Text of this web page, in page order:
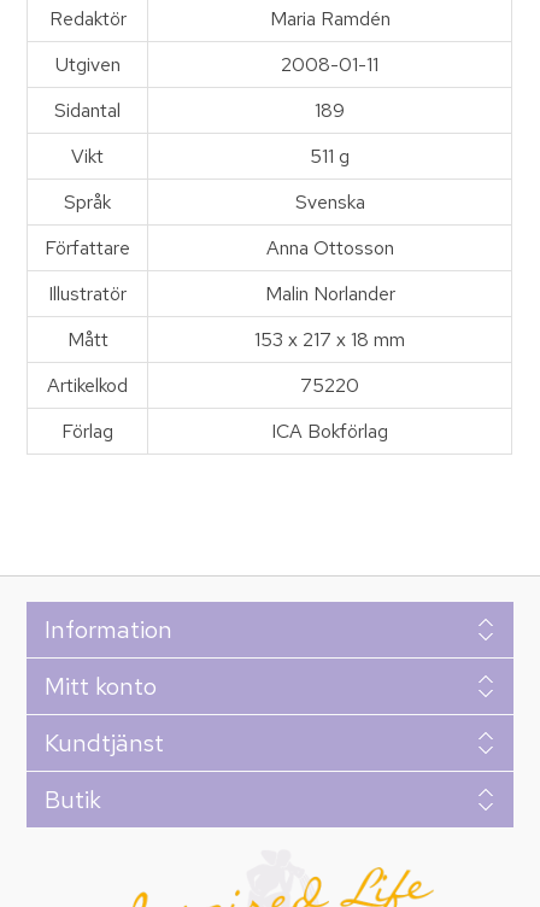
Redaktör
Maria Ramdén
Utgiven
2008-01-11
Sidantal
189
Vikt
511 g
Språk
Svenska
Författare
Anna Ottosson
Illustratör
Malin Norlander
Mått
153 x 217 x 18 mm
Artikelkod
75220
Förlag
ICA Bokförlag
Information
Mitt konto
Kundtjänst
Butik